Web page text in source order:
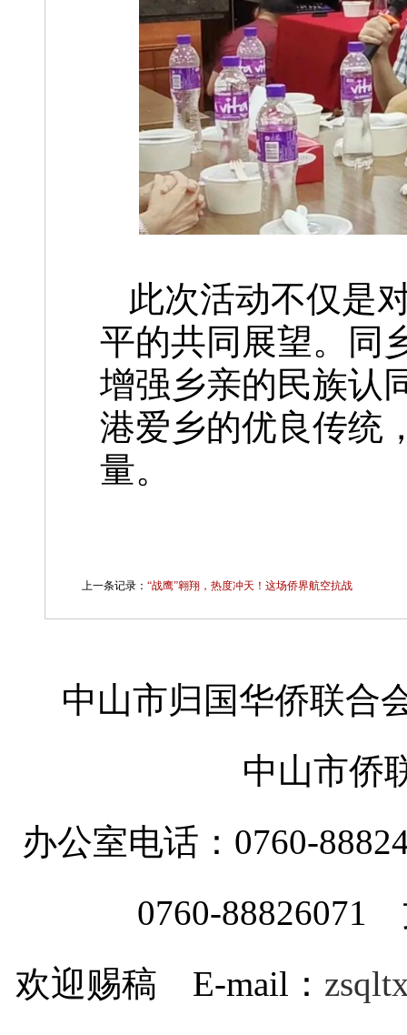
此次活动不仅是
平的共同展望。同
增强乡亲的民族认
港爱乡的优良传统
量。
上一条记录： “战鹰”翱翔，热度冲天！这场侨界航空抗战
中山市归国华侨联合
中山市侨
办公室电话：0760-
0760-88826071
欢迎赐稿 E-mail：